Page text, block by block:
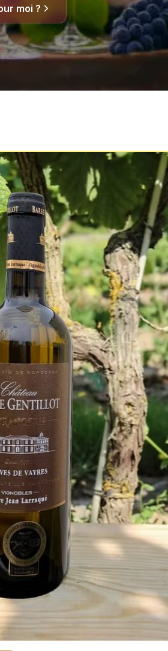
moi ?